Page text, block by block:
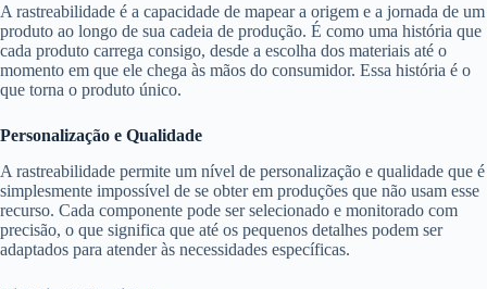
A rastreabilidade é a capacidade de mapear a origem e a jornada de um
produto ao longo de sua cadeia de produção. É como uma história que
cada produto carrega consigo, desde a escolha dos materiais até o
momento em que ele chega às mãos do consumidor. Essa história é o
que torna o produto único.
Personalização e Qualidade
A rastreabilidade permite um nível de personalização e qualidade que é
simplesmente impossível de se obter em produções que não usam esse
recurso. Cada componente pode ser selecionado e monitorado com
precisão, o que significa que até os pequenos detalhes podem ser
adaptados para atender às necessidades específicas.